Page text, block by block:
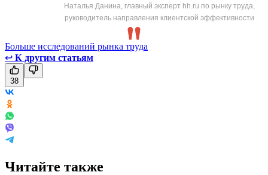
Наталья Данина, главный эксперт hh.ru по рынку труда,
руководитель направления клиентской эффективности
Больше исследований рынка труда
↩ К другим статьям
38
Читайте также